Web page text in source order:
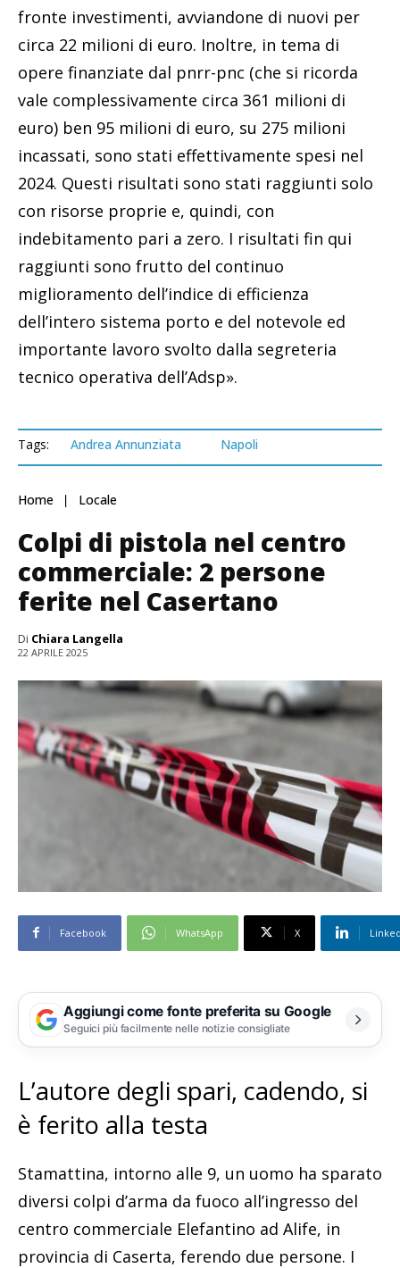
fronte investimenti, avviandone di nuovi per
circa 22 milioni di euro. Inoltre, in tema di
opere finanziate dal pnrr-pnc (che si ricorda
vale complessivamente circa 361 milioni di
euro) ben 95 milioni di euro, su 275 milioni
incassati, sono stati effettivamente spesi nel
2024. Questi risultati sono stati raggiunti solo
con risorse proprie e, quindi, con
indebitamento pari a zero. I risultati fin qui
raggiunti sono frutto del continuo
miglioramento dell’indice di efficienza
dell’intero sistema porto e del notevole ed
importante lavoro svolto dalla segreteria
tecnico operativa dell’Adsp».
Tags: Andrea Annunziata Napoli
Home Locale
Colpi di pistola nel centro
commerciale: 2 persone
ferite nel Casertano
Di Chiara Langella
22 APRILE 2025
Facebook WhatsApp X
Aggiungi come fonte preferita su Google
Seguici più facilmente nelle notizie consigliate
L’autore degli spari, cadendo, si
è ferito alla testa
Stamattina, intorno alle 9, un uomo ha sparato
diversi colpi d’arma da fuoco all’ingresso del
centro commerciale Elefantino ad Alife, in
provincia di Caserta, ferendo due persone. I